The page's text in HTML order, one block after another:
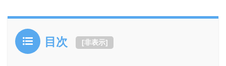
目次 [非表示]